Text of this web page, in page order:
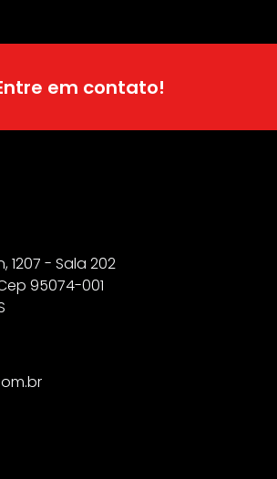
1207 - Sala 202
95074-001
em contato!